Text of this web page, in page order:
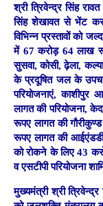
श्री त्रिवेन्द्र सिंह
सिंह शेखावत से भेंट कर
विभिन्न प्रस्तावों को
में 67 करोड़ 64 लाख
सुसवा, कोसी, ढ़ेला,
के प्रदूषित जल के
परियोजनाएं,
लागत की परियोजना,
रूपए लागत की
रूपए लागत की आईएंडडी
को रोकने के लिए 43
व एसटीपी परियोजना
मुख्यमंत्री श्री